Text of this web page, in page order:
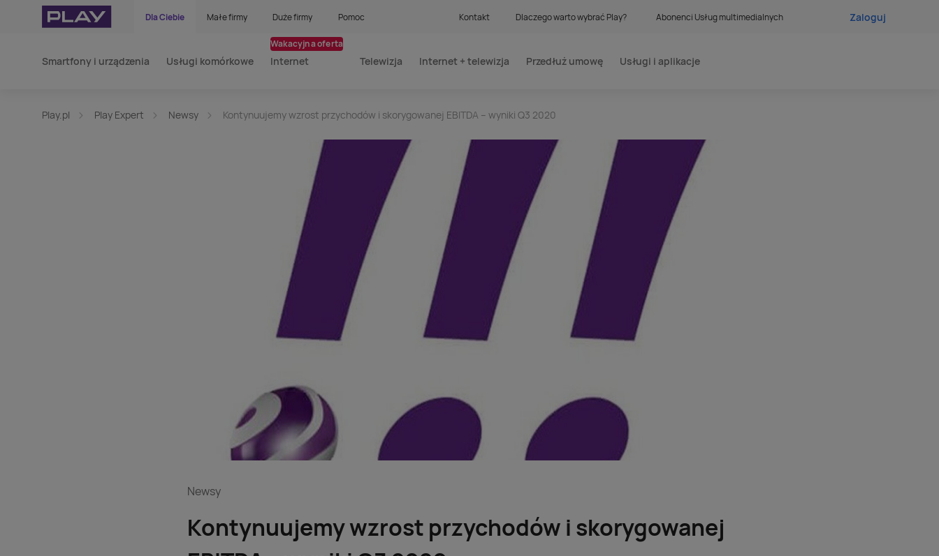
Dla Ciebie Małe firmy Duże firmy Pomoc Kontakt Dlaczego warto wybrać Play? Abonenci Usług multimedialnych Zaloguj
Smartfony i urządzenia Usługi komórkowe Internet
Wakacyjna oferta
Telewizja Internet + telewizja Przedłuż umowę Usługi i aplikacje
Play.pl Play Expert Newsy Kontynuujemy wzrost przychodów i skorygowanej EBITDA – wyniki Q3 2020
Newsy
Kontynuujemy wzrost przychodów i skorygowanej